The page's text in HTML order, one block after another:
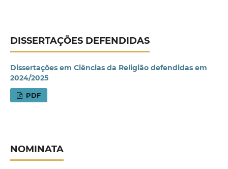
DISSERTAÇÕES DEFENDIDAS
Dissertações em Ciências da Religião defendidas em
2024/2025
PDF
NOMINATA